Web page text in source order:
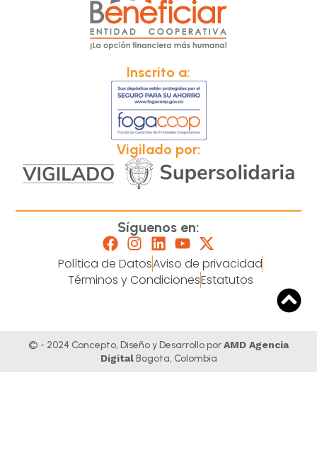
Inscrito a:
Vigilado por:
Síguenos en:
Política de DatosAviso de privacidad
Términos y CondicionesEstatutos
© - 2024 Concepto, Diseño y Desarrollo porAMD Agencia
DigitalBogota, Colombia